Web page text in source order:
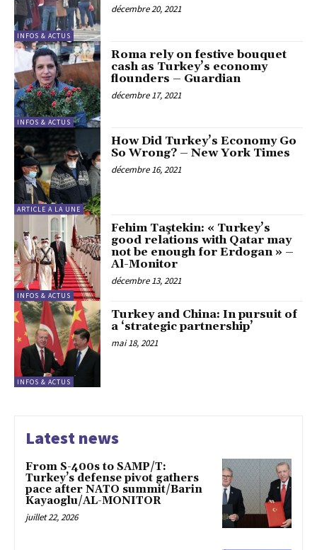
INFOS & ACTUS
décembre 20, 2021
INFOS & ACTUS
Roma rely on festive bouquet
cash as Turkey’s economy
flounders – Guardian
décembre 17, 2021
ARTICLE A LA UNE
How Did Turkey’s Economy Go
So Wrong? – New York Times
décembre 16, 2021
INFOS & ACTUS
Fehim Taştekin: « Turkey’s
good relations with Qatar may
not be enough for Erdogan » –
Al-Monitor
décembre 13, 2021
INFOS & ACTUS
Turkey and China: In pursuit of
a ‘strategic partnership’
mai 18, 2021
Latest news
From S-400s to SAMP/T:
Turkey’s defense pivot gathers
pace after NATO summit/Barin
Kayaoglu/AL-MONITOR
juillet 22, 2026